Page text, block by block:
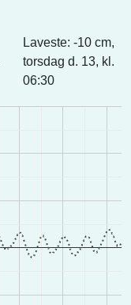
Laveste: -10 cm,
torsdag d. 13, kl.
06:30